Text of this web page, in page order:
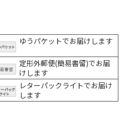
ゆうパケットでお届けします
定形外郵便(簡易書留)でお届
けします
レターパックライトでお届け
します